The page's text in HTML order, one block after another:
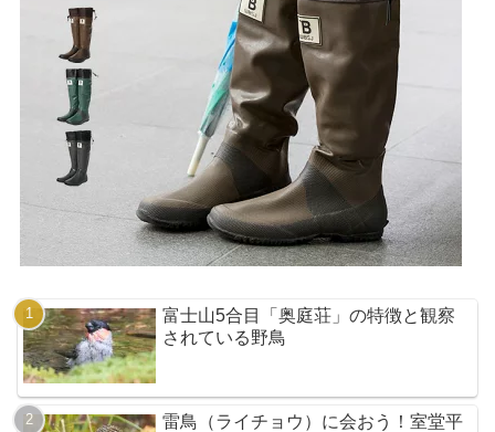
富士山5合目「奥庭荘」の特徴と観察
されている野鳥
雷鳥（ライチョウ）に会おう！室堂平